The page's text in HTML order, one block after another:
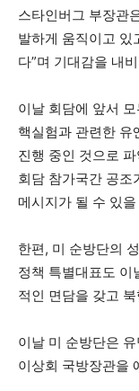
스타인버그 부장관
발하게 움직이고 있
다”며 기대감을 내
이날 회담에 앞서
핵실험과 관련한 유
진행 중인 것으로
회담 참가국간 공조
메시지가 될 수 있
한편, 미 순방단의
정책 특별대표도 이
적인 면담을 갖고
이날 미 순방단은
이상회 국방장관을